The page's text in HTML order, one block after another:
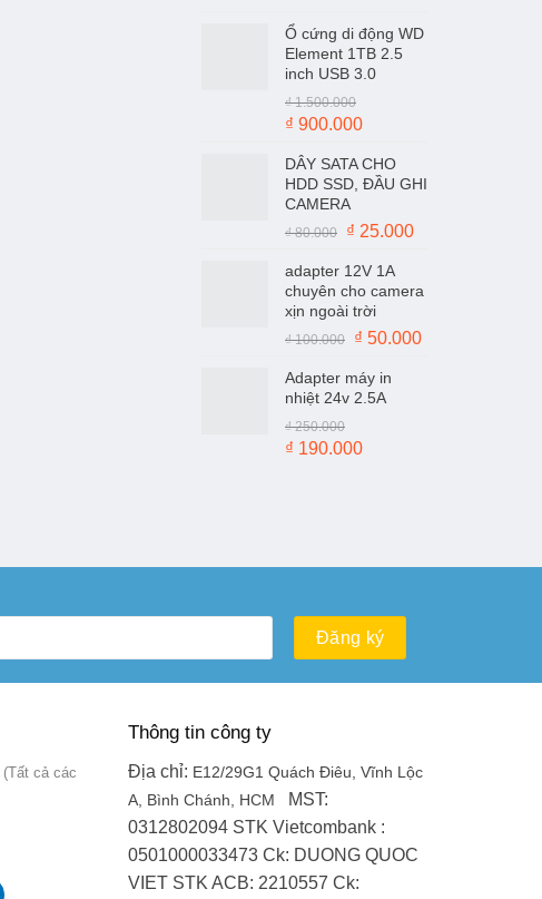
Ổ cứng di động WD
Element 1TB 2.5
inch USB 3.0
₫1.500.000
Giá
là:
₫ 1.500.000.
₫ 900.000Giá
tại
là:
DÂY SATA CHO
HDD SSD, ĐẦU GHI
CAMERA
₫80.000
Giá
là:
₫ 80.000.
₫ 25.000Giá
là:
adapter 12V 1A
chuyên cho camera
xịn ngoài trời
₫100.000
Giá
là:
₫ 100.000.
₫ 50.000Giá
Adapter máy in
nhiệt 24v 2.5A
₫250.000
Giá
₫ 190.000Giá
(Tất cả các
Thông tin công ty
Địa chỉ: E12/29G1 Quách Điêu, Vĩnh Lộc
A, Bình Chánh, HCM
MST:
0312802094 STK Vietcombank :
0501000033473Ck: DUONG QUOC
VIET STK ACB: 2210557 Ck: